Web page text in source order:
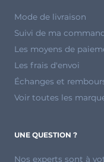
Mode de livraison
Suivi de ma
Les moyens de
Les frais d'envoi
Échanges et
Voir toutes les
UNE QUESTION ?
Nos experts sont à